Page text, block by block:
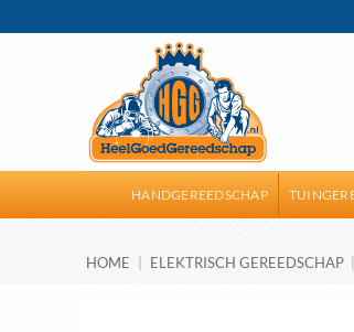
naar
HANDGEREEDSCHAP
HOME | ELEKTRISCH GEREEDSCHAP |